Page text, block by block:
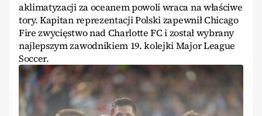
aklimatyzacji za oceanem powoli wraca na właściwe
tory. Kapitan reprezentacji Polski zapewnił Chicago
Fire zwycięstwo nad Charlotte FC i został wybrany
najlepszym zawodnikiem 19. kolejki Major League
Soccer.